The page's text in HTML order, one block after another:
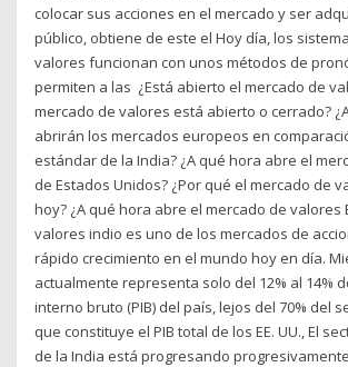
colocar sus acciones en el mercado y ser
público, obtiene de este el Hoy día, los
valores funcionan con unos métodos de
permiten a las ¿Está abierto el mercado de
mercado de valores está abierto o cerrado?
abrirán los mercados europeos en
estándar de la India? ¿A qué hora abre el
de Estados Unidos? ¿Por qué el mercado de
hoy? ¿A qué hora abre el mercado de valores
valores indio es uno de los mercados de
rápido crecimiento en el mundo hoy en día.
actualmente representa solo del 12% al 14%
interno bruto (PIB) del país, lejos del 70% del
que constituye el PIB total de los EE. UU., El
de la India está progresando